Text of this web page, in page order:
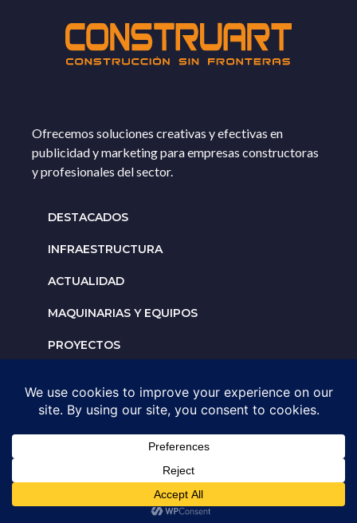
Ofrecemos soluciones creativas y efectivas en
publicidad y marketing para empresas constructoras
y profesionales del sector.
DESTACADOS
INFRAESTRUCTURA
ACTUALIDAD
MAQUINARIAS Y EQUIPOS
PROYECTOS
Solicita un espacio para
tu negocio